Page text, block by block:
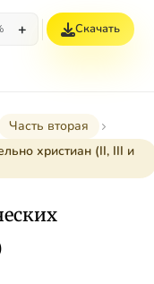
+ Скачать
Часть вторая
христиан (II, III и